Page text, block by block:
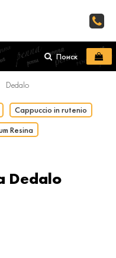
Поиск
Dedalo
Cappuccio in rutenio
Resina
Dedalo